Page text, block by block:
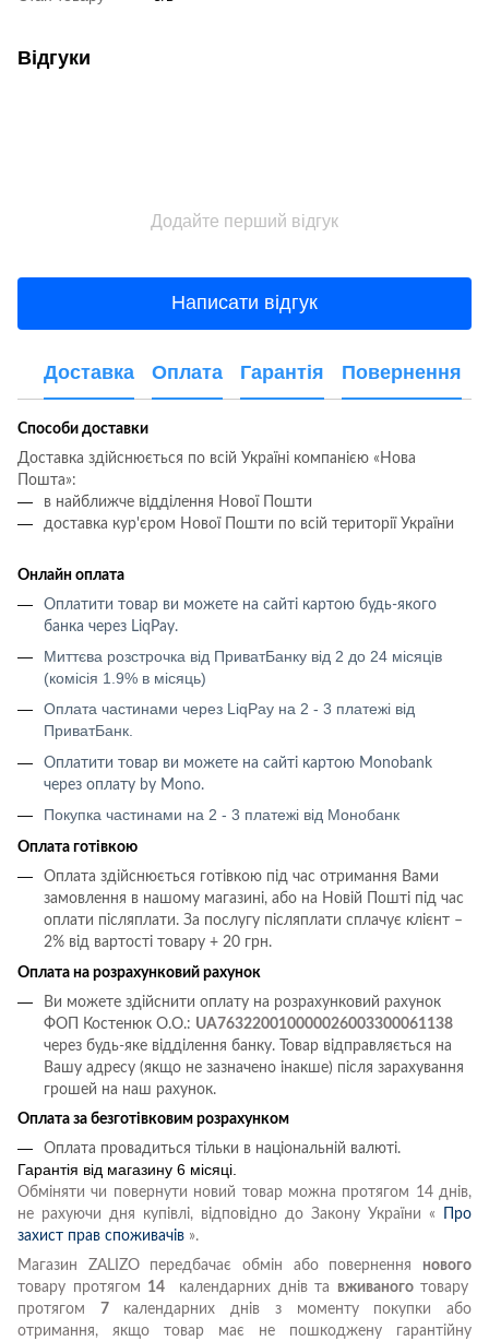
Відгуки
Додайте перший відгук
Написати відгук
Доставка Оплата Гарантія Повернення
Способи доставки
Доставка здійснюється по всій Україні компанією «Нова
Пошта»:
в найближче відділення Нової Пошти
доставка кур'єром Нової Пошти по всій території України
Онлайн оплата
Оплатити товар ви можете на сайті картою будь-якого
банка через LiqPay.
Миттєва розстрочка від ПриватБанку від 2 до 24 місяців
(комісія 1.9% в місяць)
Оплата частинами через LiqPay на 2 - 3 платежі від
ПриватБанк.
Оплатити товар ви можете на сайті картою Monobank
через оплату by Mono.
Покупка частинами на 2 - 3 платежі від Монобанк
Оплата готівкою
Оплата здійснюється готівкою під час отримання Вами
замовлення в нашому магазині, або на Новій Пошті під час
оплати післяплати. За послугу післяплати сплачує клієнт –
2% від вартості товару + 20 грн.
Оплата на розрахунковий рахунок
Ви можете здійснити оплату на розрахунковий рахунок
ФОП Костенюк О.О.: UA763220010000026003300061138
через будь-яке відділення банку. Товар відправляється на
Вашу адресу (якщо не зазначено інакше) після зарахування
грошей на наш рахунок.
Оплата за безготівковим розрахунком
Оплата провадиться тільки в національній валюті.
Гарантія від магазину 6 місяці.
Обміняти чи повернути новий товар можна протягом 14 днів,
не рахуючи дня купівлі, відповідно до Закону України «
Про
захист прав споживачів ».
Магазин ZALIZO передбачає обмін або повернення
нового
товару протягом 14 календарних днів та вживаноготовару
протягом 7 календарних днів з моменту покупки або
отримання, якщо товар має не пошкоджену гарантійну